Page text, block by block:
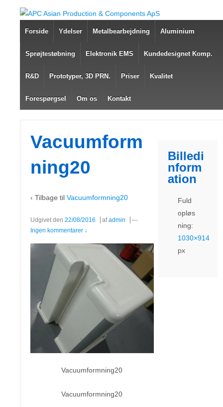
Forside Ydelser Metalbearbejdning Aluminium
Sprøjtestøbning Elektronik EMS Kundedesignet Komp.
R&D Prototyper, 3D PRN. Priser Kvalitet
Forespørgsel Om os Kontakt
Vacuumform
ning20
‹ Tilbage til Vacuumformning20
Udgivet den 22/08/2016 afadmin
—
Ingen kommentarer ↓
Vacuumformning20
Vacuumformning20
Billedi
nform
ation
Fuld
opløs
ning:
1030×914
px